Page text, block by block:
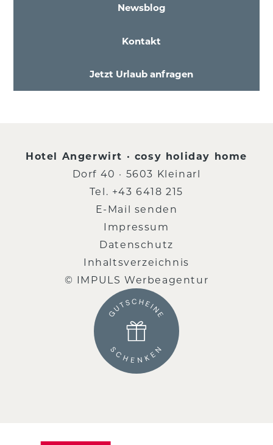
Newsblog
Kontakt
Jetzt Urlaub anfragen
Hotel Angerwirt · cosy holiday home
Dorf 40 · 5603 Kleinarl
Tel. +43 6418 215
E-Mail senden
Impressum
Datenschutz
Inhaltsverzeichnis
© IMPULS Werbeagentur